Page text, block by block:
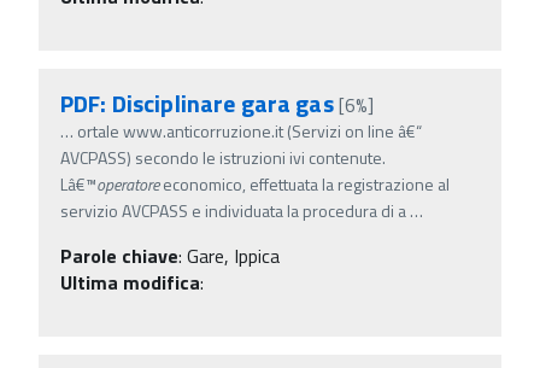
PDF: Disciplinare gara gas[6%]
… ortale www.anticorruzione.it (Servizi on line â€“
AVCPASS) secondo le istruzioni ivi contenute.
Lâ€™operatoreeconomico, effettuata la registrazione al
servizio AVCPASS e individuata la procedura di a…
Parole chiave: Gare, Ippica
Ultima modifica: